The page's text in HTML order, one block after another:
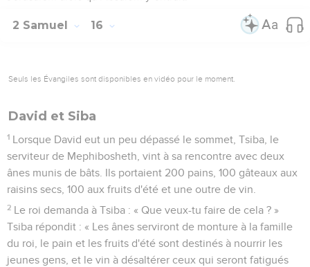
2 Samuel 16
Seuls les Évangiles sont disponibles en vidéo pour le moment.
David et Siba
1 Lorsque David eut un peu dépassé le sommet, Tsiba, le
serviteur de Mephibosheth, vint à sa rencontre avec deux
ânes munis de bâts. Ils portaient 200 pains, 100 gâteaux aux
raisins secs, 100 aux fruits d'été et une outre de vin.
2 Le roi demanda à Tsiba : « Que veux-tu faire de cela ? »
Tsiba répondit : « Les ânes serviront de monture à la famille
du roi, le pain et les fruits d'été sont destinés à nourrir les
jeunes gens, et le vin à désaltérer ceux qui seront fatigués